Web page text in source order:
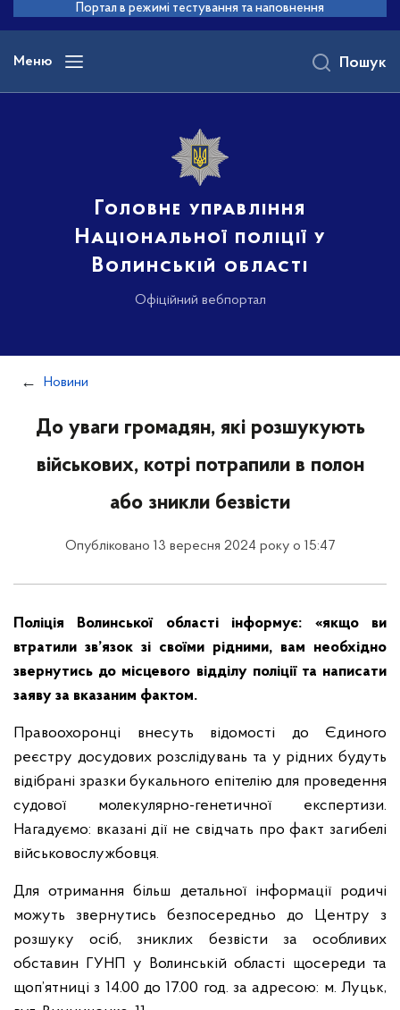
основного
вмісту
Портал в режимі тестування та наповнення
Меню
Головне управління
Національної поліції у
Волинській області
Офіційний вебпортал
Пошук
Новини
До уваги громадян, які розшукують
військових, котрі потрапили в полон
або зникли безвісти
Опубліковано 13 вересня 2024 року о 15:47
Поліція Волинської області інформує: «якщо ви
втратили зв’язок зі своїми рідними, вам необхідно
звернутись до місцевого відділу поліції та написати
заяву за вказаним фактом.
Правоохоронці внесуть відомості до Єдиного
реєстру досудових розслідувань та у рідних будуть
відібрані зразки букального епітелію для проведення
судової молекулярно-генетичної експертизи.
Нагадуємо: вказані дії не свідчать про факт загибелі
військовослужбовця.
Для отримання більш детальної інформації родичі
можуть звернутись безпосередньо до Центру з
розшуку осіб, зниклих безвісти за особливих
обставин ГУНП у Волинській області щосереди та
щоп’ятниці з 14.00 до 17.00 год. за адресою: м. Луцьк,